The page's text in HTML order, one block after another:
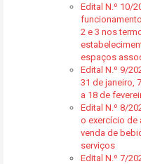
Edital N.º 10/
2 e 3 nos
espaços
Edital N.º 9/
31 de janeiro,
a 18 de
Edital N.º 8/
o exercício de
venda de
serviços
Edital N.º 7/